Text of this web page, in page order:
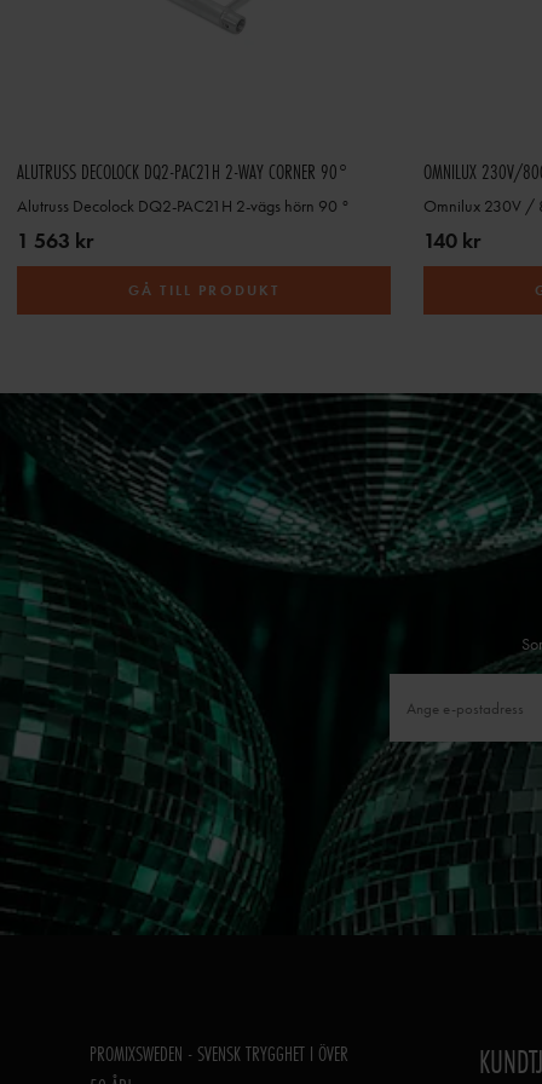
ALUTRUSS DECOLOCK DQ2-PAC21H 2-WAY CORNER 90°
Alutruss Decolock DQ2-PAC21H 2-vägs hörn 90 °
1 563 kr
GÅ TILL PRODUKT
OMNILUX 230V/
Omnilux 230V /
140 kr
PROMIXSWEDEN - SVENSK TRYGGHET I ÖVER